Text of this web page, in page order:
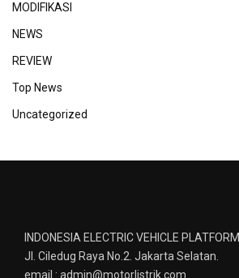
MODIFIKASI
NEWS
REVIEW
Top News
Uncategorized
INDONESIA ELECTRIC VEHICLE PLATFORM
Jl. Ciledug Raya No.2. Jakarta Selatan.
email : admin@motorlistrik.com